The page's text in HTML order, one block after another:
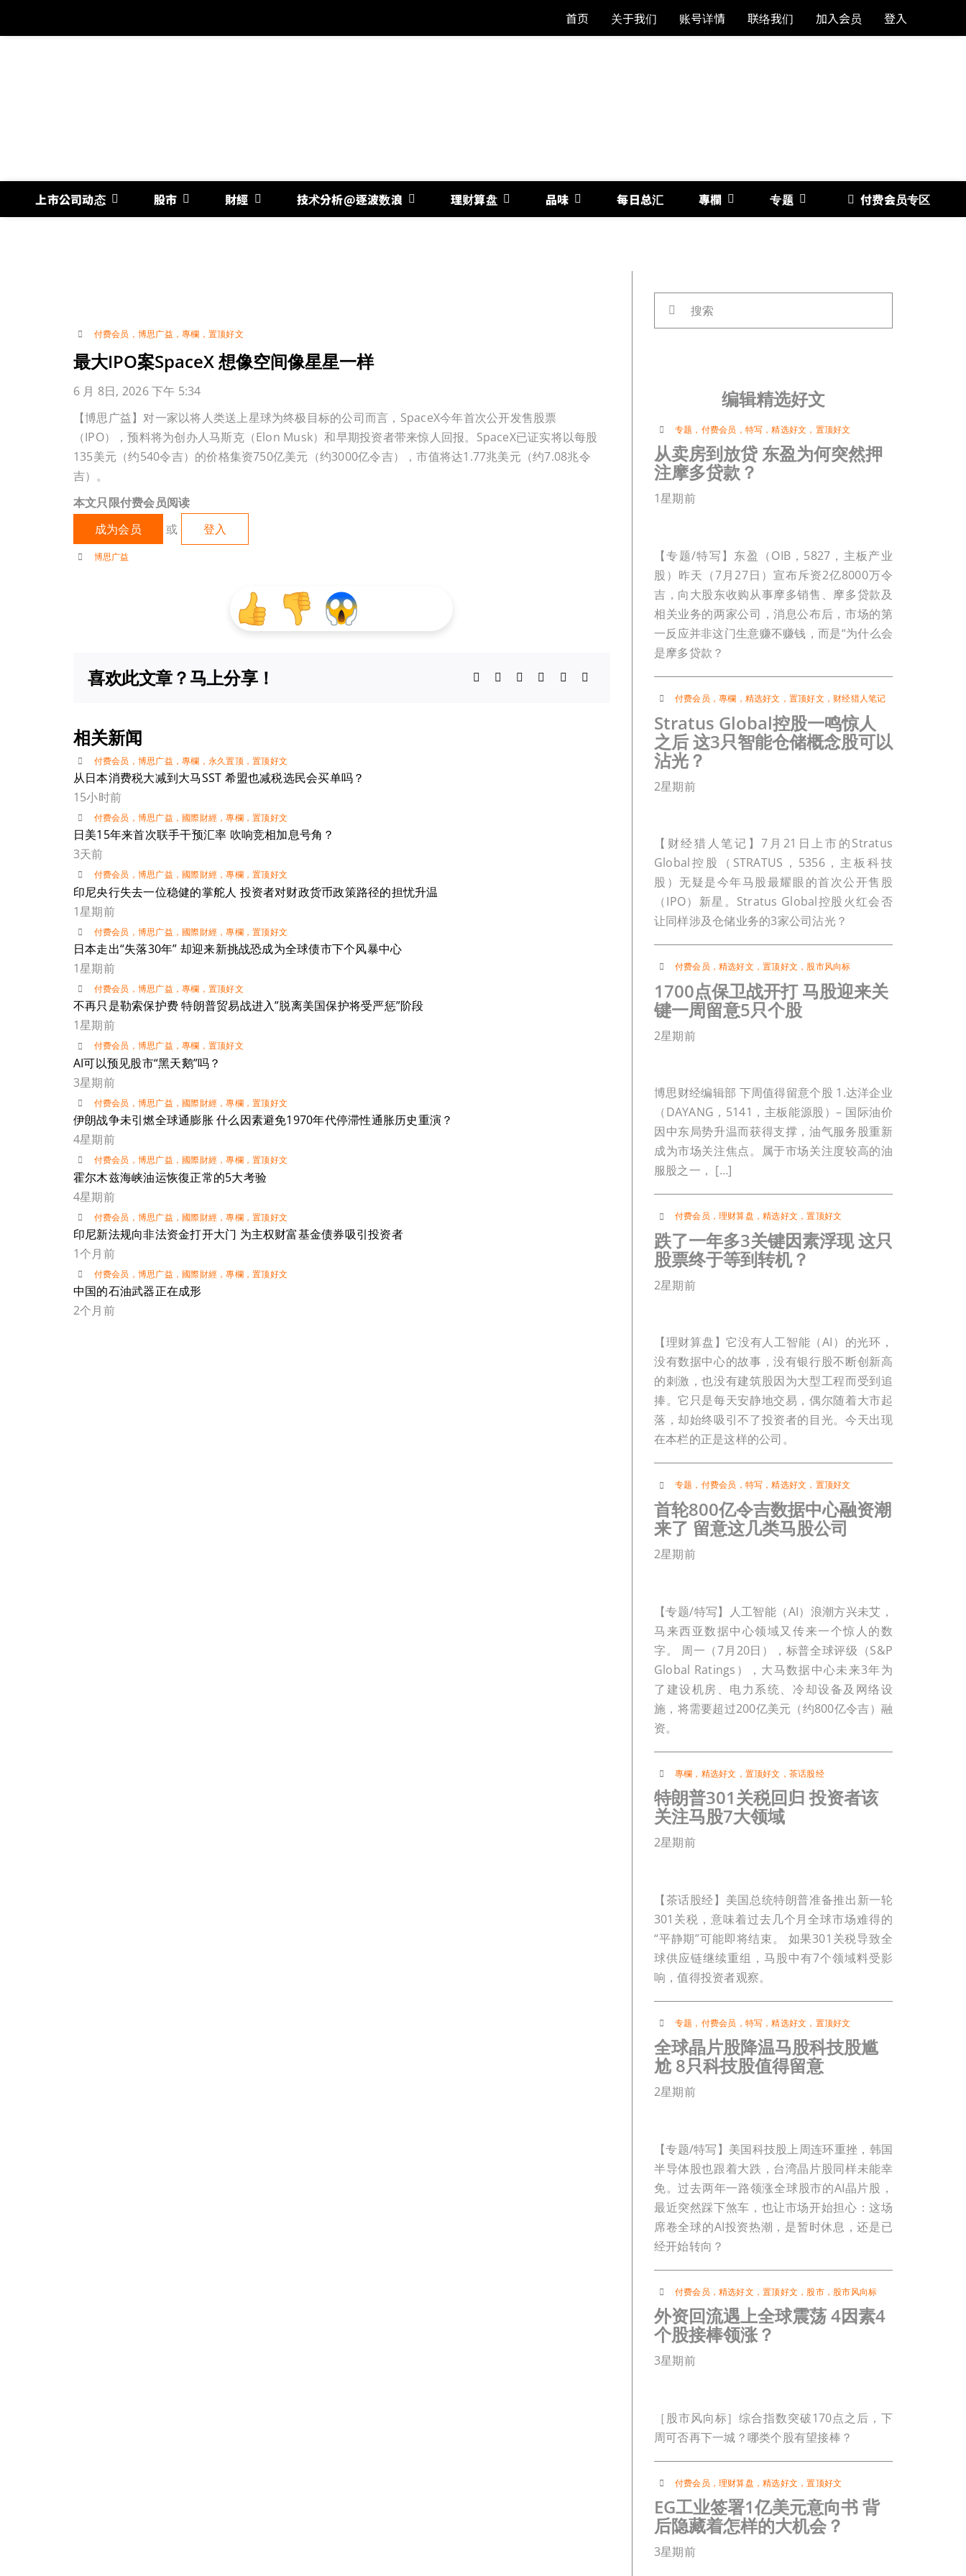
首页 关于我们 账号详情 联络我们 加入会员 登入
上市公司动态 股市 財經 技术分析@逐波数浪 理财算盘 品味 每日总汇 專欄 专题 付费会员专区
付费会员 ， 博思广益 ，專欄 ， 置顶好文
最大IPO案SpaceX 想像空间像星星一样
6 月 8日, 2026 下午 5:34
【博思广益】对一家以将人类送上星球为终极目标的公司而言，SpaceX今年首次公开发售股票
（IPO），预料将为创办人马斯克（Elon Musk）和早期投资者带来惊人回报。SpaceX已证实将以每股
135美元（约540令吉）的价格集资750亿美元（约3000亿令吉），市值将达1.77兆美元（约7.08兆令
吉）。
本文只限付费会员阅读
成为会员
或 登入
博思广益
喜欢此文章？马上分享！
相关新闻
付费会员 ， 博思广益 ，專欄 ， 永久置顶，置顶好文
从日本消费税大减到大马SST 希盟也减税选民会买单吗？
15小时前
付费会员 ， 博思广益 ， 國際財經 ，專欄，置顶好文
日美15年来首次联手干预汇率 吹响竞相加息号角？
3天前
付费会员 ， 博思广益 ， 國際財經 ，專欄，置顶好文
印尼央行失去一位稳健的掌舵人 投资者对财政货币政策路径的担忧升温
1星期前
付费会员 ， 博思广益 ， 國際財經 ，專欄，置顶好文
日本走出“失落30年” 却迎来新挑战恐成为全球债市下个风暴中心
1星期前
付费会员 ， 博思广益 ，專欄 ， 置顶好文
不再只是勒索保护费 特朗普贸易战进入”脱离美国保护将受严惩”阶段
1星期前
付费会员 ， 博思广益，專欄 ， 置顶好文
AI可以预见股市“黑天鹅”吗？
3星期前
付费会员 ， 博思广益 ， 國際財經 ，專欄，置顶好文
伊朗战争未引燃全球通膨胀 什么因素避免1970年代停滞性通胀历史重演？
4星期前
付费会员 ， 博思广益 ， 國際財經 ，專欄，置顶好文
霍尔木兹海峡油运恢復正常的5大考验
4星期前
付费会员 ， 博思广益 ， 國際財經 ，專欄，置顶好文
印尼新法规向非法资金打开大门 为主权财富基金债券吸引投资者
1个月前
付费会员 ， 博思广益 ， 國際財經 ，專欄，置顶好文
中国的石油武器正在成形
2个月前
编辑精选好文
专题 ， 付费会员 ， 特写 ，精选好文 ， 置顶好文
从卖房到放贷 东盈为何突然押
注摩多贷款？
1星期前
【专题/特写】东盈（OIB，5827，主板产业
股）昨天（7月27日）宣布斥资2亿8000万令
吉，向大股东收购从事摩多销售、摩多贷款及
相关业务的两家公司，消息公布后，市场的第
一反应并非这门生意赚不赚钱，而是“为什么会
是摩多贷款？
付费会员 ，專欄 ， 精选好文 ， 置顶好文 ， 财经猎人笔记
Stratus Global控股一鸣惊人
之后 这3只智能仓储概念股可以
沾光？
2星期前
【财经猎人笔记】7月21日上市的Stratus
Global控股（STRATUS，5356，主板科技
股）无疑是今年马股最耀眼的首次公开售股
（IPO）新星。Stratus Global控股火红会否
让同样涉及仓储业务的3家公司沾光？
付费会员 ，精选好文 ，置顶好文 ， 股市风向标
1700点保卫战开打 马股迎来关
键一周留意5只个股
2星期前
博思财经编辑部 下周值得留意个股 1.达洋企业
（DAYANG，5141，主板能源股）– 国际油价
因中东局势升温而获得支撑，油气服务股重新
成为市场关注焦点。属于市场关注度较高的油
服股之一， […]
付费会员 ，理财算盘 ，精选好文 ，置顶好文
跌了一年多3关键因素浮现 这只
股票终于等到转机？
2星期前
【理财算盘】它没有人工智能（AI）的光环，
没有数据中心的故事，没有银行股不断创新高
的刺激，也没有建筑股因为大型工程而受到追
捧。它只是每天安静地交易，偶尔随着大市起
落，却始终吸引不了投资者的目光。今天出现
在本栏的正是这样的公司。
专题 ， 付费会员 ， 特写 ，精选好文 ， 置顶好文
首轮800亿令吉数据中心融资潮
来了 留意这几类马股公司
2星期前
【专题/特写】人工智能（AI）浪潮方兴未艾，
马来西亚数据中心领域又传来一个惊人的数
字。 周一（7月20日），标普全球评级（S&P
Global Ratings），大马数据中心未来3年为
了建设机房、电力系统、冷却设备及网络设
施，将需要超过200亿美元（约800亿令吉）融
资。
專欄 ， 精选好文 ， 置顶好文 ， 茶话股经
特朗普301关税回归 投资者该
关注马股7大领域
2星期前
【茶话股经】美国总统特朗普准备推出新一轮
301关税，意味着过去几个月全球市场难得的
“平静期”可能即将结束。 如果301关税导致全
球供应链继续重组，马股中有7个领域料受影
响，值得投资者观察。
专题 ， 付费会员 ， 特写 ，精选好文 ， 置顶好文
全球晶片股降温马股科技股尴
尬 8只科技股值得留意
2星期前
【专题/特写】美国科技股上周连环重挫，韩国
半导体股也跟着大跌，台湾晶片股同样未能幸
免。过去两年一路领涨全球股市的AI晶片股，
最近突然踩下煞车，也让市场开始担心：这场
席卷全球的AI投资热潮，是暂时休息，还是已
经开始转向？
付费会员 ，精选好文 ，置顶好文 ， 股市， 股市风向标
外资回流遇上全球震荡 4因素4
个股接棒领涨？
3星期前
［股市风向标］综合指数突破170点之后，下
周可否再下一城？哪类个股有望接棒？
付费会员 ，理财算盘 ，精选好文 ，置顶好文
EG工业签署1亿美元意向书 背
后隐藏着怎样的大机会？
3星期前